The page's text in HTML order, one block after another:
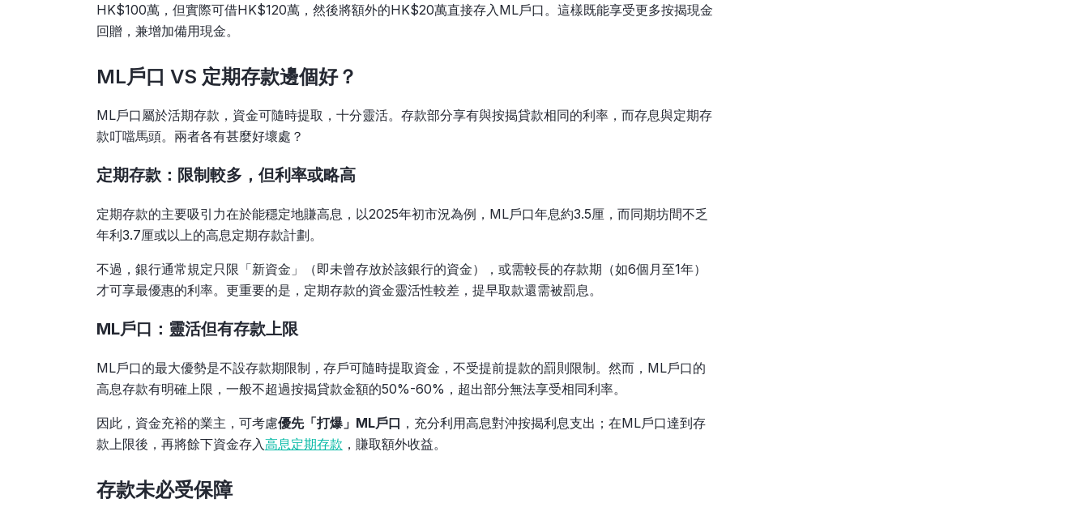
HK$100萬，但實際可借HK$120萬，然後將額外的HK$20萬直接存入ML戶口。這樣既能享受更多按揭現金
回贈，兼增加備用現金。
ML戶口 VS 定期存款邊個好？
ML戶口屬於活期存款，資金可隨時提取，十分靈活。存款部分享有與按揭貸款相同的利率，而存息與定期存
款叮噹馬頭。兩者各有甚麼好壞處？
定期存款：限制較多，但利率或略高
定期存款的主要吸引力在於能穩定地賺高息，以2025年初市況為例，ML戶口年息約3.5厘，而同期坊間不乏
年利3.7厘或以上的高息定期存款計劃。
不過，銀行通常規定只限「新資金」（即未曾存放於該銀行的資金），或需較長的存款期（如6個月至1年）
才可享最優惠的利率。更重要的是，定期存款的資金靈活性較差，提早取款還需被罰息。
ML戶口：靈活但有存款上限
ML戶口的最大優勢是不設存款期限制，存戶可隨時提取資金，不受提前提款的罰則限制。然而，ML戶口的
高息存款有明確上限，一般不超過按揭貸款金額的50%-60%，超出部分無法享受相同利率。
因此，資金充裕的業主，可考慮優先「打爆」ML戶口 ，充分利用高息對沖按揭利息支出；在ML戶口達到存
款上限後，再將餘下資金存入高息定期存款 ，賺取額外收益。
存款未必受保障